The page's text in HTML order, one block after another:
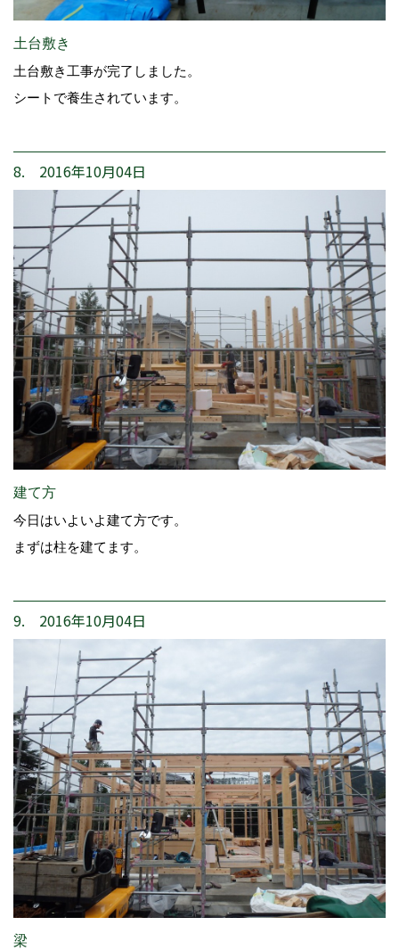
土台敷き
土台敷き工事が完了しました。
シートで養生されています。
8. 2016年10月04日
建て方
今日はいよいよ建て方です。
まずは柱を建てます。
9. 2016年10月04日
梁